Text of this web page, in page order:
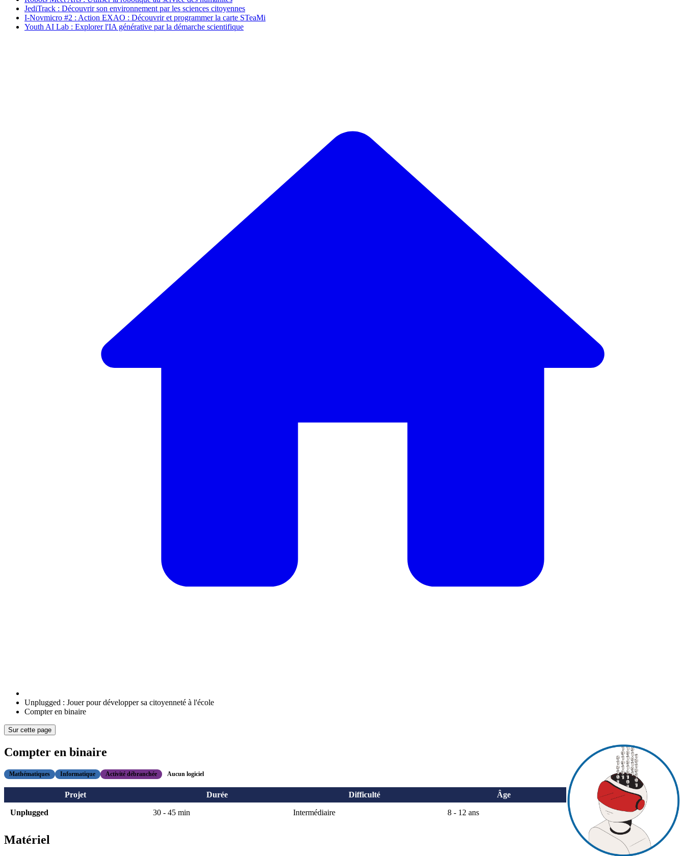
JediTrack : Découvrir son environnement par les sciences citoyennes
I-Novmicro #2 : Action EXAO : Découvrir et programmer la carte STeaMi
Youth AI Lab : Explorer l'IA générative par la démarche scientifique
Unplugged : Jouer pour développer sa citoyenneté à l'école
Compter en binaire
Sur cette page
Compter en binaire
Mathématiques Informatique Activité débranchée Aucun logiciel
Projet Durée Difficulté Âge
Unplugged 30 - 45 min Intermédiaire 8 - 12 ans
Matériel